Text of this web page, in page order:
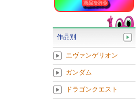
作品別
エヴァンゲリオン
ガンダム
ドラゴンクエスト